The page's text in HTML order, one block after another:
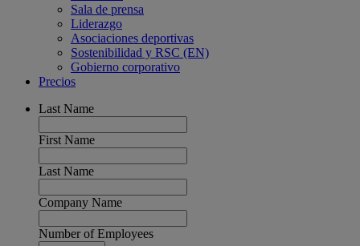
Sala de prensa
Liderazgo
Asociaciones deportivas
Sostenibilidad y RSC (EN)
Gobierno corporativo
Precios
Last Name
First Name
Last Name
Company Name
Number of Employees